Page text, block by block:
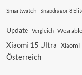
Smartwatch Snapdragon 8
Update Vergleich
Xiaomi 15 Ultra Xiaomi
Österreich